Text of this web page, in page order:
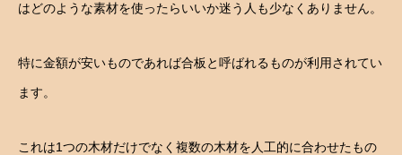
はどのような素材を使ったらいいか迷う人も少なくありません。
特に金額が安いものであれば合板と呼ばれるものが利用されてい
ます。
これは1つの木材だけでなく複数の木材を人工的に合わせたもの